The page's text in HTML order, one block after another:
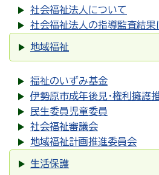
社会福祉法人について
社会福祉法人の指導監査結果
地域福祉
福祉のいずみ基金
伊勢原市成年後見・権利擁護
民生委員児童委員
社会福祉審議会
地域福祉計画推進委員会
生活保護